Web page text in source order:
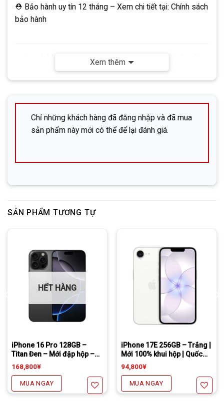
⛑ Bảo hành uy tín 12 tháng – Xem chi tiết tại: Chính sách
bảo hành
Mọi giao dịch đều thực hiện qua tài khoản công
Khôngsử dụng tài khoản cá nhân. Quý khách vui
lòng lưu ý để đảm bảo an toàn khi giao dịch.
株式会社ＤＨＰ (Công ty cổ phần DHP）
Địa chỉ: 広島市中区立町6-13-203 (Hiroshima-shi,
SĐT:082-576-4715 (Mr. Đông)
Line:DHP Mobile
Xem thêm
Chỉ những khách hàng đã đăng nhập và đã mua
sản phẩm này mới có thể để lại đánh giá.
SẢN PHẨM TƯƠNG TỰ
HẾT HÀNG
iPhone 16 Pro 128GB –
Titan Đen – Mới đập hộp –
Quốc Tế
168,800¥
MUA NGAY
iPhone 17E 256GB – Trắng |
Mới 100% khui hộp | Quốc
Tế.
94,800¥
MUA NGAY